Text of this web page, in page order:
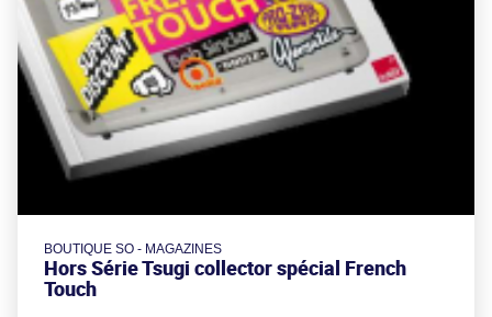
BOUTIQUE SO - MAGAZINES
Hors Série Tsugi collector spécial French
Touch